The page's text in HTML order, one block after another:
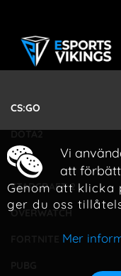
CS:GO
DOTA2
LOL
STARCRAFT 2
OVERWATCH
Vi
att
Genom att klicka
ger du oss
Mer